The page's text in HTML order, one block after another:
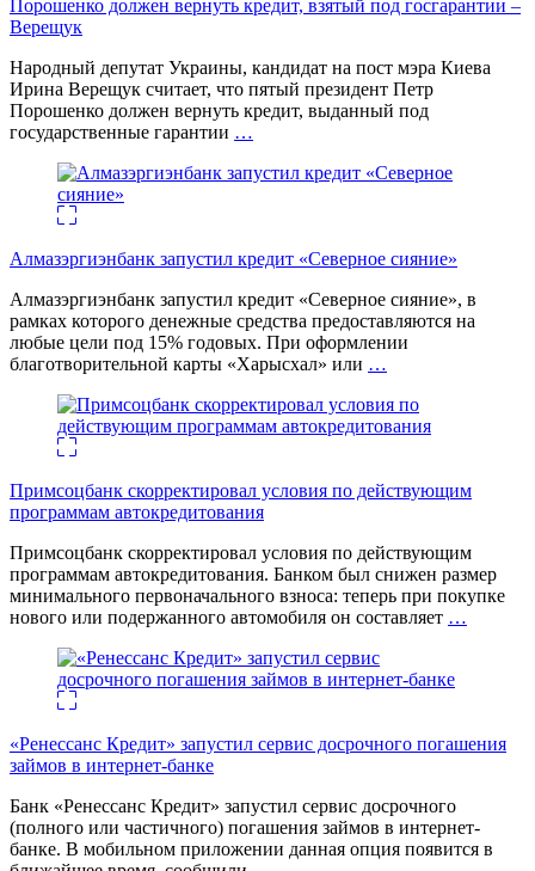
Порошенко должен вернуть кредит, взятый под госгарантии –
Верещук
Народный депутат Украины, кандидат на пост мэра Киева
Ирина Верещук считает, что пятый президент Петр
Порошенко должен вернуть кредит, выданный под
государственные гарантии …
Алмазэргиэнбанк запустил кредит «Северное сияние»
Алмазэргиэнбанк запустил кредит «Северное сияние», в
рамках которого денежные средства предоставляются на
любые цели под 15% годовых. При оформлении
благотворительной карты «Харысхал» или …
Примсоцбанк скорректировал условия по действующим
программам автокредитования
Примсоцбанк скорректировал условия по действующим
программам автокредитования. Банком был снижен размер
минимального первоначального взноса: теперь при покупке
нового или подержанного автомобиля он составляет …
«Ренессанс Кредит» запустил сервис досрочного погашения
займов в интернет-банке
Банк «Ренессанс Кредит» запустил сервис досрочного
(полного или частичного) погашения займов в интернет-
банке. В мобильном приложении данная опция появится в